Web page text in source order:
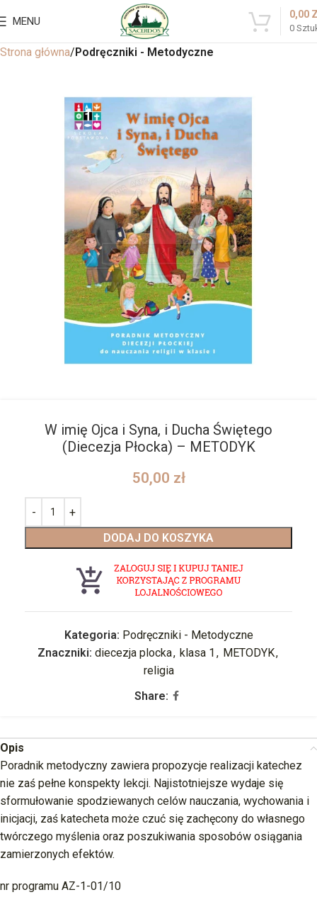
MENU
0
0,00
Strona główna Podręczniki - Metodyczne
W imię Ojca i Syna, i Ducha Świętego
(Diecezja Płocka) – METODYK
50,00 zł
DODAJ DO KOSZYKA
Kategoria: Podręczniki - Metodyczne
Znaczniki: diecezja plocka, klasa 1 , METODYK,
religia
Share:
Opis
Poradnik metodyczny zawiera propozycje realizacji katechez
nie zaś pełne konspekty lekcji. Najistotniejsze wydaje się
sformułowanie spodziewanych celów nauczania, wychowania i
inicjacji, zaś katecheta może czuć się zachęcony do własnego
twórczego myślenia oraz poszukiwania sposobów osiągania
zamierzonych efektów.
nr programu AZ-1-01/10